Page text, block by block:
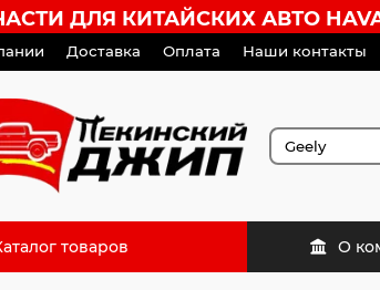
ДЛЯ КИТАЙСКИХ АВТО HAVAL,
Доставка Оплата Наши контакты
товаров О